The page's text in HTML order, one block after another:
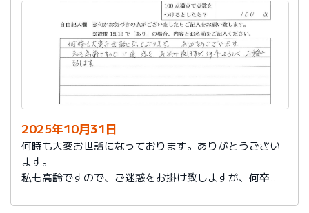
2025年10月31日
何時も大変お世話になっております。ありがとうござい
ます。
私も高齢ですので、ご迷惑をお掛け致しますが、何卒よ